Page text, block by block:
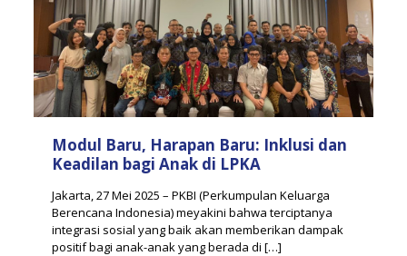
Modul Baru, Harapan Baru: Inklusi dan
Keadilan bagi Anak di LPKA
Jakarta, 27 Mei 2025 – PKBI (Perkumpulan Keluarga
Berencana Indonesia) meyakini bahwa terciptanya
integrasi sosial yang baik akan memberikan dampak
positif bagi anak-anak yang berada di […]